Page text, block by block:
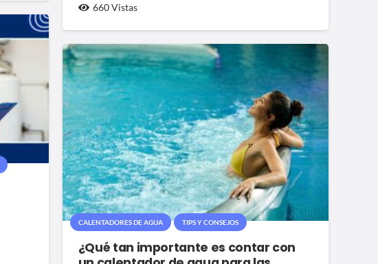
660Vistas
CALENTADORES DE AGUA TIPS Y CONSEJOS
¿Qué tan importante es contar con